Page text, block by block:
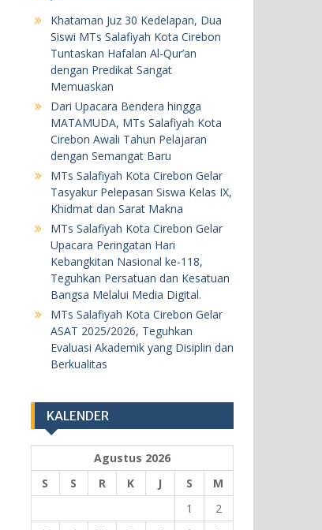
Teguhkan Persatuan dan
Kesatuan Bangsa Melalui Media
Digital.
20 Mei 2026
KEGIATAN SEKOLAH
MTs Salafiyah Kota Cirebon Gelar
ASAT 2025/2026, Teguhkan
Evaluasi Akademik yang Disiplin
18 Mei 2026
BERITA KEGIATAN SEKOLAH
Khataman Juz 30 Kedelapan, Dua
Siswi MTs Salafiyah Kota Cirebon
Tuntaskan Hafalan Al-Qur’an
dengan Predikat Sangat
5 Agustus 2026
Khataman Juz 30 Kedelapan, Dua
Siswi MTs Salafiyah Kota Cirebon
Tuntaskan Hafalan Al-Qur’an
dengan Predikat Sangat
Memuaskan
Dari Upacara Bendera hingga
MATAMUDA, MTs Salafiyah Kota
Cirebon Awali Tahun Pelajaran
dengan Semangat Baru
MTs Salafiyah Kota Cirebon Gelar
Tasyakur Pelepasan Siswa Kelas IX,
Khidmat dan Sarat Makna
MTs Salafiyah Kota Cirebon Gelar
Upacara Peringatan Hari
Kebangkitan Nasional ke-118,
Teguhkan Persatuan dan Kesatuan
Bangsa Melalui Media Digital.
MTs Salafiyah Kota Cirebon Gelar
ASAT 2025/2026, Teguhkan
Evaluasi Akademik yang Disiplin dan
Berkualitas
KALENDER
Agustus 2026
S
S R K J S
M
1
2